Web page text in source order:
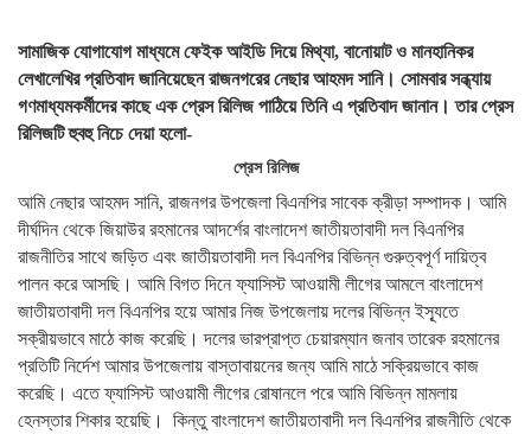
সামাজিক যোগাযোগ মাধ্যমে ফেইক আইডি দিয়ে মিথ্যা, বানোয়াট ও মানহানিকর
লেখালেখির প্রতিবাদ জানিয়েছেন রাজনগরের নেছার আহমদ সানি। সোমবার সন্ধ্যায়
গণমাধ্যমকর্মীদের কাছে এক প্রেস রিলিজ পাঠিয়ে তিনি এ প্রতিবাদ জানান। তার প্রেস
রিলিজটি হুবহু নিচে দেয়া হলো-
প্রেস রিলিজ
আমি নেছার আহমদ সানি, রাজনগর উপজেলা বিএনপির সাবেক ক্রীড়া সম্পাদক। আমি
দীর্ঘদিন থেকে জিয়াউর রহমানের আদর্শের বাংলাদেশ জাতীয়তাবাদী দল বিএনপির
রাজনীতির সাথে জড়িত এবং জাতীয়তাবাদী দল বিএনপির বিভিন্ন গুরুত্বপূর্ণ দায়িত্ব
পালন করে আসছি। আমি বিগত দিনে ফ্যাসিস্ট আওয়ামী লীগের আমলে বাংলাদেশ
জাতীয়তাবাদী দল বিএনপির হয়ে আমার নিজ উপজেলায় দলের বিভিন্ন ইস্যূতে
সক্রীয়ভাবে মাঠে কাজ করেছি। দলের ভারপ্রাপ্ত চেয়ারম্যান জনাব তারেক রহমানের
প্রতিটি নির্দেশ আমার উপজেলায় বাস্তাবায়নের জন্য আমি মাঠে সক্রিয়ভাবে কাজ
করেছি। এতে ফ্যাসিস্ট আওয়ামী লীগের রোষানলে পরে আমি বিভিন্ন মামলায়
হেনস্তার শিকার হয়েছি। কিন্তু বাংলাদেশ জাতীয়তাবাদী দল বিএনপির রাজনীতি থেকে